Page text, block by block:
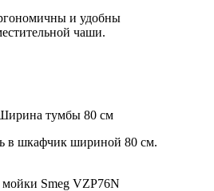
и удобны
чаши.
тумбы 80 см
в шкафчик шириной 80 см.
мойки Smeg VZP76N